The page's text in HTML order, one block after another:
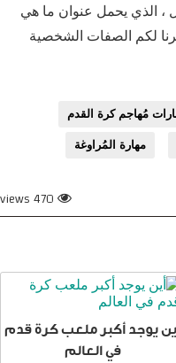
، الذي يحمل عنوان ما هي
لكم الصفات الشخصية
مُهاجم كرة القدم
مهارة المُراوغة
470 views
يوجد أكبر ملعب كرة قدم
في العالم